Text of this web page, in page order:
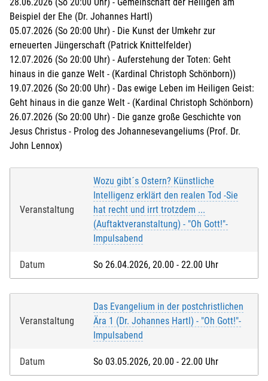
Beispiel der Ehe (Dr. Johannes Hartl)
05.07.2026 (So 20:00 Uhr) - Die Kunst der Umkehr zur
erneuerten Jüngerschaft (Patrick Knittelfelder)
12.07.2026 (So 20:00 Uhr) - Auferstehung der Toten: Geht
hinaus in die ganze Welt - (Kardinal Christoph Schönborn))
19.07.2026 (So 20:00 Uhr) - Das ewige Leben im Heiligen Geist:
Geht hinaus in die ganze Welt - (Kardinal Christoph Schönborn)
26.07.2026 (So 20:00 Uhr) - Die ganze große Geschichte von
Jesus Christus - Prolog des Johannesevangeliums (Prof. Dr.
John Lennox)
Veranstaltung
Wozu gibt´s Ostern? Künstliche
Intelligenz erklärt den realen Tod -Sie
hat recht und irrt trotzdem ...
(Auftaktveranstaltung) - "Oh Gott!"-
Impulsabend
Datum So 26.04.2026, 20.00 - 22.00 Uhr
Veranstaltung
Das Evangelium in der postchristlichen
Ära 1 (Dr. Johannes Hartl) - "Oh Gott!"-
Impulsabend
Datum So 03.05.2026, 20.00 - 22.00 Uhr